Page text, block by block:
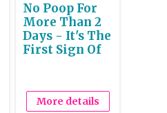
No Poop For
More Than 2
Days - It's The
First Sign Of
More details